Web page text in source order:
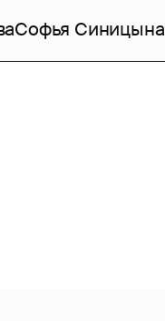
Софья Синицына